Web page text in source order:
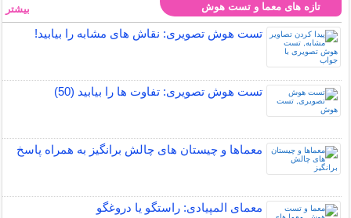
تازه های معما و تست هوش
تست هوش تصویری: نقاش های مشابه را بیابید!
تست هوش تصویری: تفاوت ها را بیابید (50)
معماها و چیستان های چالش برانگیز به همراه پاسخ
معمای المپیادی: راستگو یا دروغگو
بیشتر